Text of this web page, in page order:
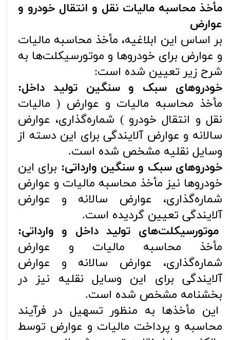
مأخذ محاسبه مالیات نقل و انتقال خودرو و
عوارض
بر اساس این ابلاغیه، مأخذ محاسبه مالیات
و عوارض برای خودروها و موتورسیکلت‌ها به
شرح زیر تعیین شده است:
خودروهای سبک و سنگین تولید داخل:
مأخذ محاسبه مالیات و عوارض ( مالیات
نقل و انتقال خودرو ) شماره‌گذاری، عوارض
سالانه و عوارض آلایندگی برای این دسته از
وسایل نقلیه مشخص شده است.
خودروهای سبک و سنگین وارداتی: برای این
خودروها نیز مأخذ محاسبه مالیات و عوارض
شماره‌گذاری، عوارض سالانه و عوارض
آلایندگی تعیین گردیده است.
موتورسیکلت‌های تولید داخل و وارداتی:
مأخذ محاسبه مالیات و عوارض
شماره‌گذاری، عوارض سالانه و عوارض
آلایندگی برای این وسایل نقلیه نیز در
بخشنامه مشخص شده است.
این مأخذها به منظور تسهیل در فرآیند
محاسبه و پرداخت مالیات و عوارض توسط